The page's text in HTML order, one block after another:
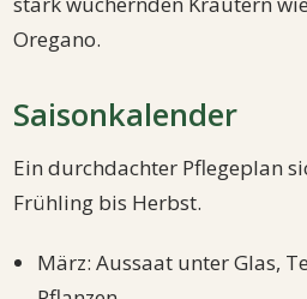
Oregano.
Saisonkalender
Ein durchdachter Pflegeplan
Frühling bis Herbst.
März: Aussaat unter Glas,